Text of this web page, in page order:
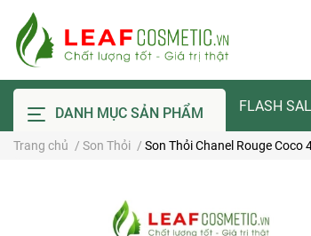
DANH MỤC SẢN PHẨM FLASH
Trang chủ / Son Thỏi / Son Thỏi Chanel Rouge Coco